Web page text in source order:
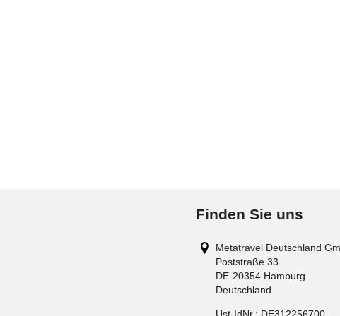
Finden Sie uns
Metatravel Deutschland
Poststraße 33
DE-20354 Hamburg
Deutschland
Ust-IdNr.: DE312256700